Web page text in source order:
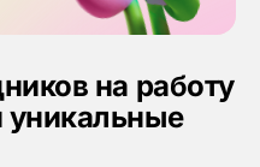
на работу
уникальные